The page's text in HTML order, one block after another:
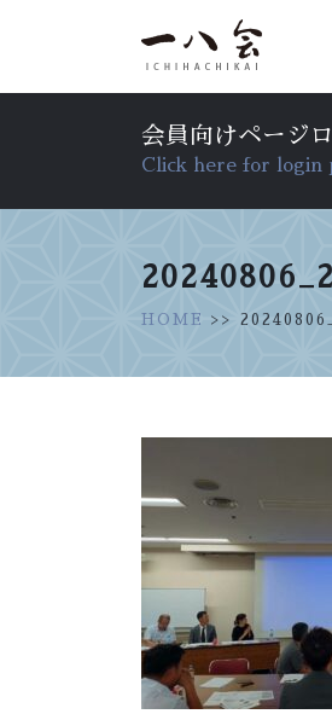
会員向けページ
Click here for login
HOME >>